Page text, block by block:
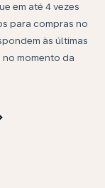
em até 4 vezes
para compras no
às últimas
momento da